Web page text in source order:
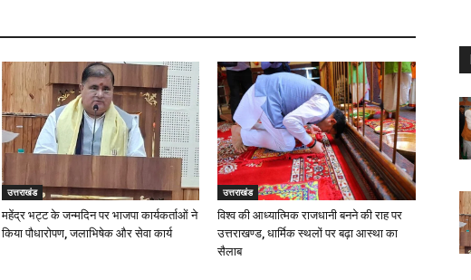
उत्तराखंड
महेंद्र भट्ट के जन्मदिन पर भाजपा कार्यकर्ताओं ने
किया पौधारोपण, जलाभिषेक और सेवा कार्य
उत्तराखंड
विश्व की आध्यात्मिक राजधानी बनने की राह पर
उत्तराखण्ड, धार्मिक स्थलों पर बढ़ा आस्था का
सैलाब